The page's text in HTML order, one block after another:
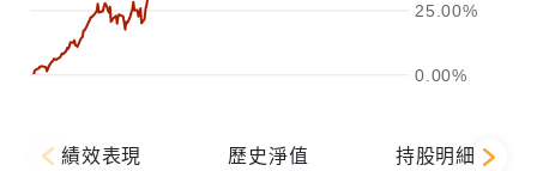
0.00%
25.00%
績效表現 歷史淨值 持股明細